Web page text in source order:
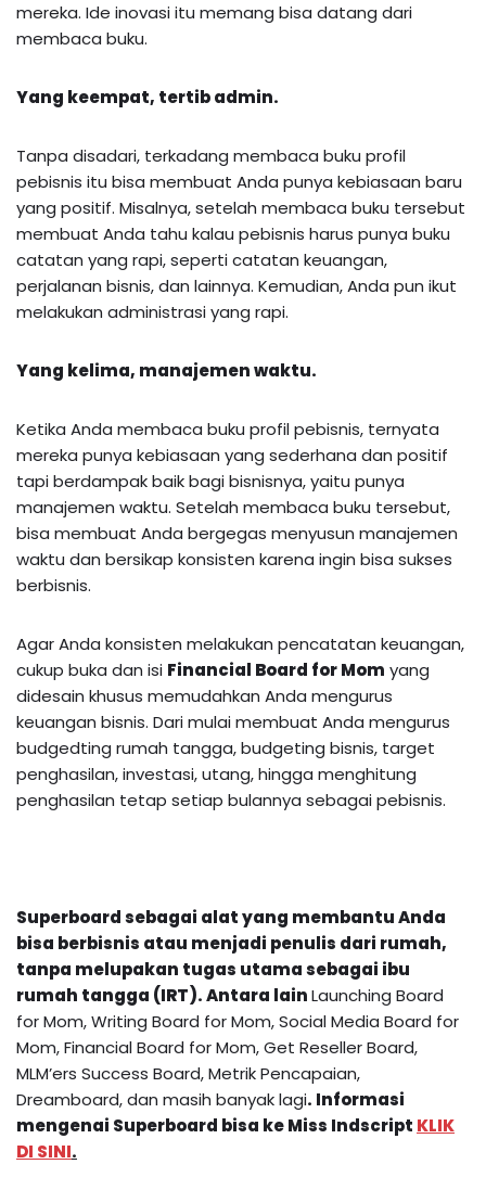
mereka. Ide inovasi itu memang bisa datang dari
membaca buku.
Yang keempat, tertib admin.
Tanpa disadari, terkadang membaca buku profil
pebisnis itu bisa membuat Anda punya kebiasaan baru
yang positif. Misalnya, setelah membaca buku tersebut
membuat Anda tahu kalau pebisnis harus punya buku
catatan yang rapi, seperti catatan keuangan,
perjalanan bisnis, dan lainnya. Kemudian, Anda pun ikut
melakukan administrasi yang rapi.
Yang kelima, manajemen waktu.
Ketika Anda membaca buku profil pebisnis, ternyata
mereka punya kebiasaan yang sederhana dan positif
tapi berdampak baik bagi bisnisnya, yaitu punya
manajemen waktu. Setelah membaca buku tersebut,
bisa membuat Anda bergegas menyusun manajemen
waktu dan bersikap konsisten karena ingin bisa sukses
berbisnis.
Agar Anda konsisten melakukan pencatatan keuangan,
cukup buka dan isi Financial Board for Mom yang
didesain khusus memudahkan Anda mengurus
keuangan bisnis. Dari mulai membuat Anda mengurus
budgedting rumah tangga, budgeting bisnis, target
penghasilan, investasi, utang, hingga menghitung
penghasilan tetap setiap bulannya sebagai pebisnis.
Superboard sebagai alat yang membantu Anda
bisa berbisnis atau menjadi penulis dari rumah,
tanpa melupakan tugas utama sebagai ibu
rumah tangga (IRT). Antara lainLaunching Board
for Mom, Writing Board for Mom, Social Media Board for
Mom, Financial Board for Mom, Get Reseller Board,
MLM’ers Success Board, Metrik Pencapaian,
Dreamboard, dan masih banyak lagi. Informasi
mengenai Superboard bisa ke Miss Indscript KLIK
DI SINI.